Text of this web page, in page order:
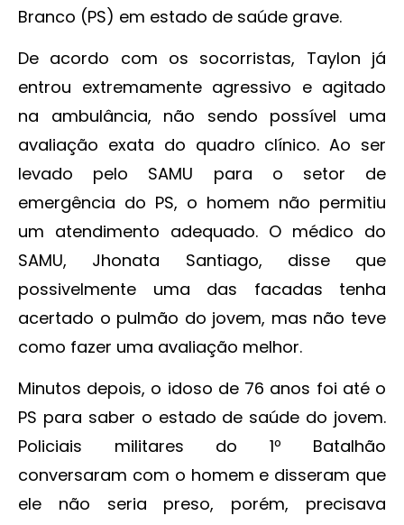
Branco (PS) em estado de saúde grave.
De acordo com os socorristas, Taylon já
entrou extremamente agressivo e agitado
na ambulância, não sendo possível uma
avaliação exata do quadro clínico. Ao ser
levado pelo SAMU para o setor de
emergência do PS, o homem não permitiu
um atendimento adequado. O médico do
SAMU, Jhonata Santiago, disse que
possivelmente uma das facadas tenha
acertado o pulmão do jovem, mas não teve
como fazer uma avaliação melhor.
Minutos depois, o idoso de 76 anos foi até o
PS para saber o estado de saúde do jovem.
Policiais militares do 1º Batalhão
conversaram com o homem e disseram que
ele não seria preso, porém, precisava